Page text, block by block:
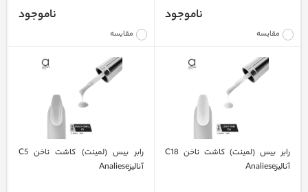
مقایسه
ناموجود
مقایسه
ناموجود
رابر بیس (لمینت) کاشت ناخن C18
آنالیزAnaliese
رابر بیس (لمینت) کاشت ناخن C5
آنالیزAnaliese